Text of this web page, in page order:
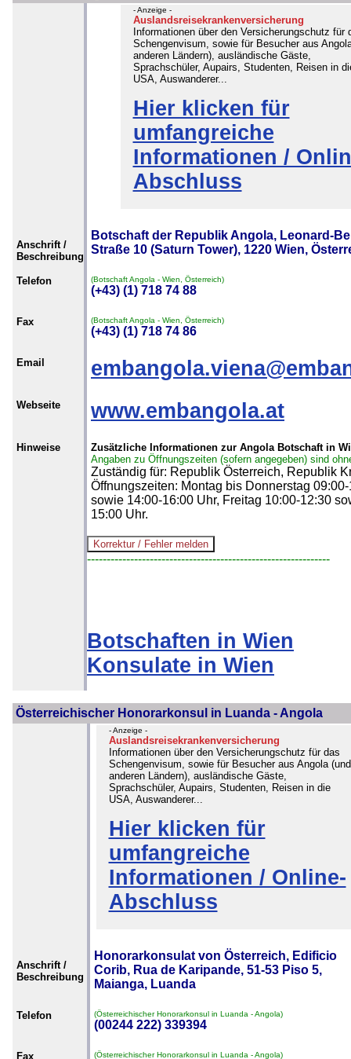
- Anzeige -
Auslandsreisekrankenversicherung
Informationen über den Versicherungschutz für
Schengenvisum, sowie für Besucher aus
anderen Ländern), ausländische Gäste,
Sprachschüler, Aupairs, Studenten, Reisen in
USA, Auswanderer...
Hier klicken für
umfangreiche
Informationen /
Abschluss
Anschrift /
Beschreibung
Botschaft der Republik Angola, Leonard-
Straße 10 (Saturn Tower), 1220 Wien,
Telefon (Botschaft Angola - Wien, Österreich)
(+43) (1) 718 74 88
Fax (Botschaft Angola - Wien, Österreich)
(+43) (1) 718 74 86
Email
Webseite www.embangola.at
Hinweise
Zusätzliche Informationen zur Angola Botschaft in
Angaben zu Öffnungszeiten (sofern angegeben) sind
Zuständig für: Republik Österreich, Republik
Öffnungszeiten: Montag bis Donnerstag
sowie 14:00-16:00 Uhr, Freitag 10:00-12:30
15:00 Uhr.
--------------------------------------------------------------
Botschaften in Wien
Konsulate in Wien
Österreichischer Honorarkonsul in Luanda - Angola
- Anzeige -
Auslandsreisekrankenversicherung
Informationen über den Versicherungschutz für das
Schengenvisum, sowie für Besucher aus Angola (und
anderen Ländern), ausländische Gäste,
Sprachschüler, Aupairs, Studenten, Reisen in die
USA, Auswanderer...
Hier klicken für
umfangreiche
Informationen / Online-
Abschluss
Anschrift /
Beschreibung
Honorarkonsulat von Österreich, Edificio
Corib, Rua de Karipande, 51-53 Piso 5,
Maianga, Luanda
Telefon (Österreichischer Honorarkonsul in Luanda - Angola)
(00244 222) 339394
Fax (Österreichischer Honorarkonsul in Luanda - Angola)